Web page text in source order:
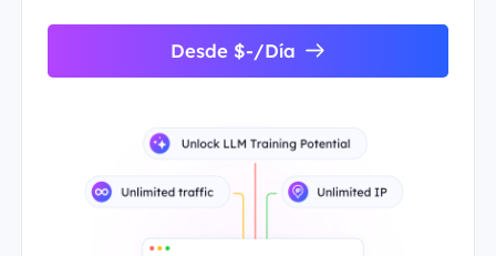
Desde $-/Día